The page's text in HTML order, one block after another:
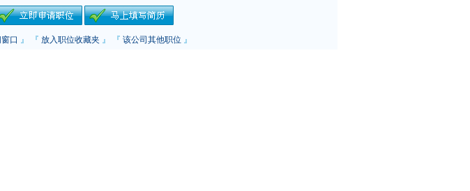
口 』 『 放入职位收藏夹 』 『 该公司其他职位 』